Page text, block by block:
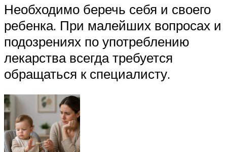
Необходимо беречь себя и своего
ребенка. При малейших вопросах и
подозрениях по употреблению
лекарства всегда требуется
обращаться к специалисту.